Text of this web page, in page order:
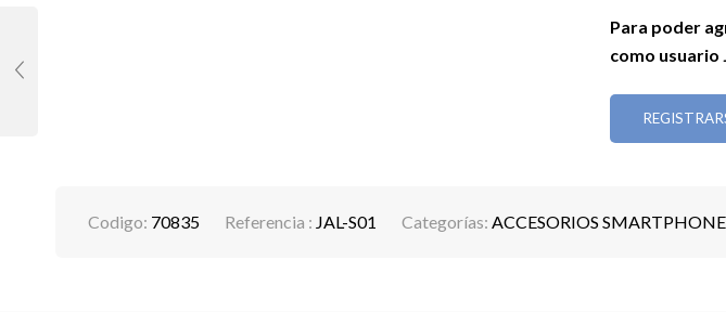
dispositivos de
Para poder
como usuario
Codigo: 70835 Referencia : JAL-S01 Categorías: ACCESORIOS SMARTPHONE